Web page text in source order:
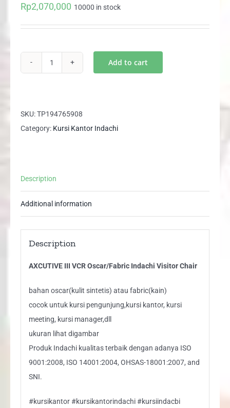
Rp2,070,000 10000 in stock
Oscar/Fabric
Indachi
Add to cart
SKU:TP194765908
Category: Kursi Kantor Indachi
Description
Additional information
Description
AXCUTIVE III VCR Oscar/Fabric Indachi Visitor Chair
bahan oscar(kulit sintetis) atau fabric(kain)
cocok untuk kursi pengunjung,kursi kantor, kursi
meeting, kursi manager,dll
ukuran lihat digambar
Produk Indachi kualitas terbaik dengan adanya ISO
9001:2008, ISO 14001:2004, OHSAS-18001:2007, and
SNI.
#kursikantor #kursikantorindachi #kursiindacbi